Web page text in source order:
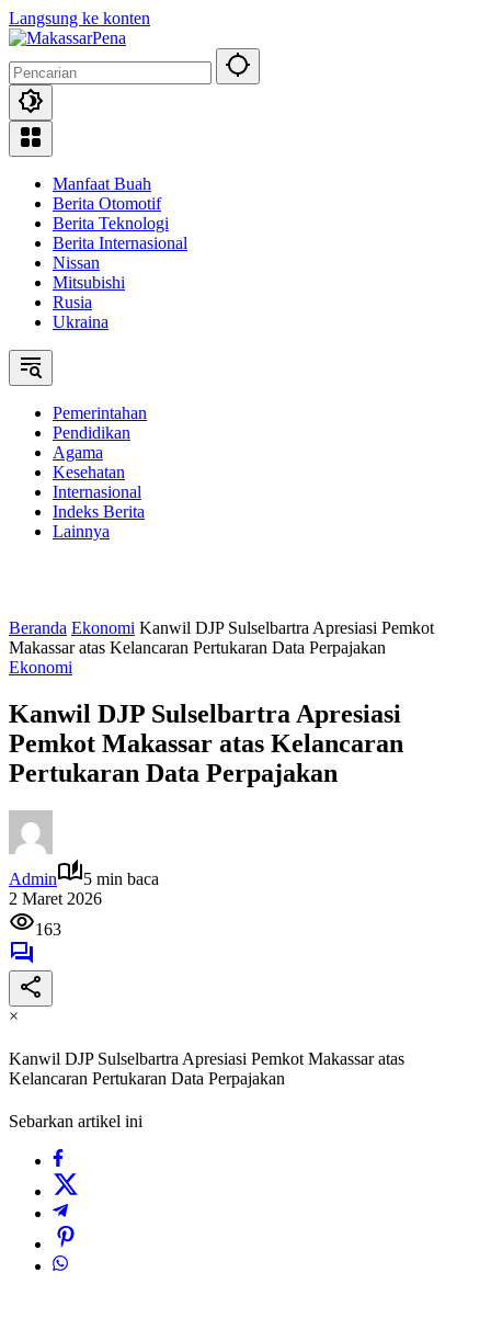
Langsung ke konten
Manfaat Buah
Berita Otomotif
Berita Teknologi
Berita Internasional
Nissan
Mitsubishi
Rusia
Ukraina
Pemerintahan
Pendidikan
Agama
Kesehatan
Internasional
Indeks Berita
Lainnya
Beranda Ekonomi Kanwil DJP Sulselbartra Apresiasi Pemkot
Makassar atas Kelancaran Pertukaran Data Perpajakan
Ekonomi
Kanwil DJP Sulselbartra Apresiasi
Pemkot Makassar atas Kelancaran
Pertukaran Data Perpajakan
Admin
5 min baca
2 Maret 2026
163
×
Kanwil DJP Sulselbartra Apresiasi Pemkot Makassar atas
Kelancaran Pertukaran Data Perpajakan
Sebarkan artikel ini